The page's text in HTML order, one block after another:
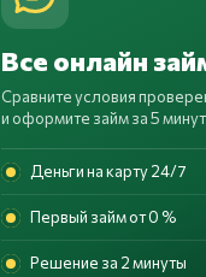
Все онлайн
Сравните условия
и оформите займ за 5 минут
Деньги на карту 24/7
Первый займ от 0 %
Решение за 2 минуты